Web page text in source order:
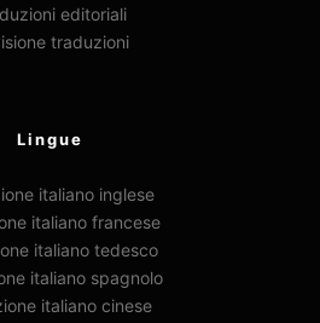
editoriali
traduzioni
Lingue
italiano inglese
italiano francese
italiano tedesco
italiano spagnolo
italiano cinese